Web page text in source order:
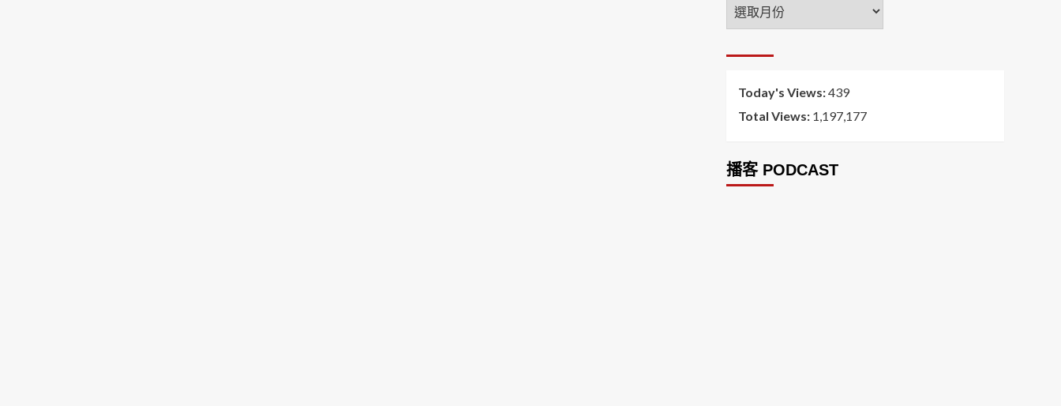
月
序
Today's Views:439
Total Views: 1,197,177
播客 PODCAST